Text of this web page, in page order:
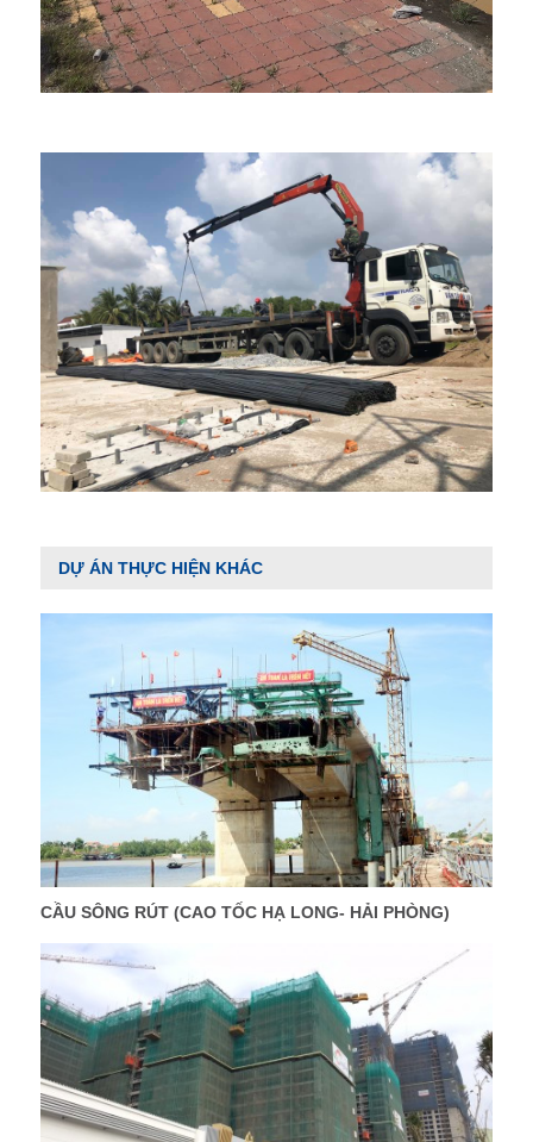
DỰ ÁN THỰC HIỆN KHÁC
CẦU SÔNG RÚT (CAO TỐC HẠ LONG- HẢI PHÒNG)